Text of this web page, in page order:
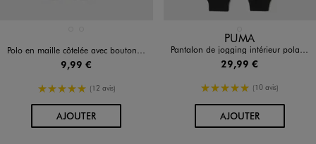
Polo en maille côtelée avec boutons fantaisie fille
9,99 €
5/5 de moyenne
(12 avis)
AJOUTERAU PANIER
Disponible en 1 coloris
PUMA
Pantalon de jogging intérieur polaire fille - Puma
29,99 €
5/5 de moyenne
(10 avis)
AJOUTERAU PANIER